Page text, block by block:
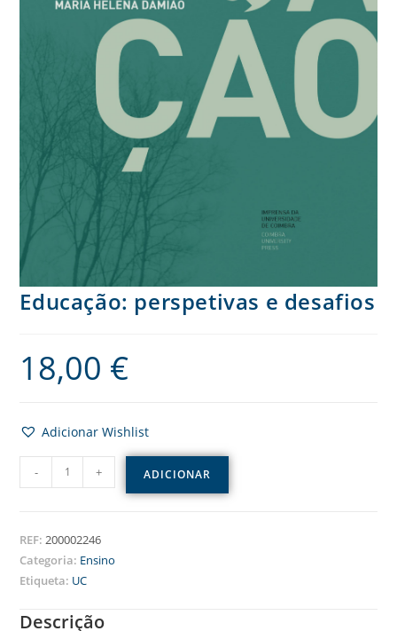
Educação: perspetivas e desafios
18,00 €
Adicionar Wishlist
- + ADICIONAR
REF: 200002246
Categoria: Ensino
Etiqueta: UC
Descrição